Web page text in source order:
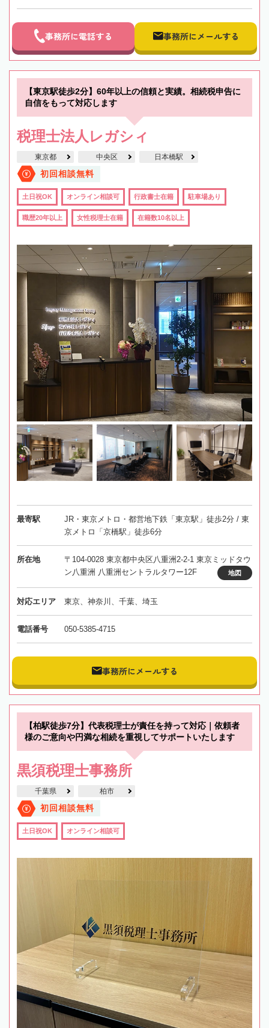
事務所に電話する 事務所にメールする
【東京駅徒歩2分】60年以上の信頼と実績。相続税申告に
自信をもって対応します
税理士法人レガシィ
東京都 中央区 日本橋駅
初回相談無料
土日祝OK オンライン相談可 行政書士在籍 駐車場あり
職歴20年以上 女性税理士在籍 在籍数10名以上
最寄駅
JR・東京メトロ・都営地下鉄「東京駅」徒歩2分 / 東
京メトロ「京橋駅」徒歩6分
所在地
〒104-0028 東京都中央区八重洲2-2-1 東京ミッドタウ
ン八重洲 八重洲セントラルタワー12F
地図
対応エリア 東京、神奈川、千葉、埼玉
電話番号 050-5385-4715
事務所にメールする
【柏駅徒歩7分】代表税理士が責任を持って対応｜依頼者
様のご意向や円満な相続を重視してサポートいたします
黒須税理士事務所
千葉県 柏市
初回相談無料
土日祝OK オンライン相談可